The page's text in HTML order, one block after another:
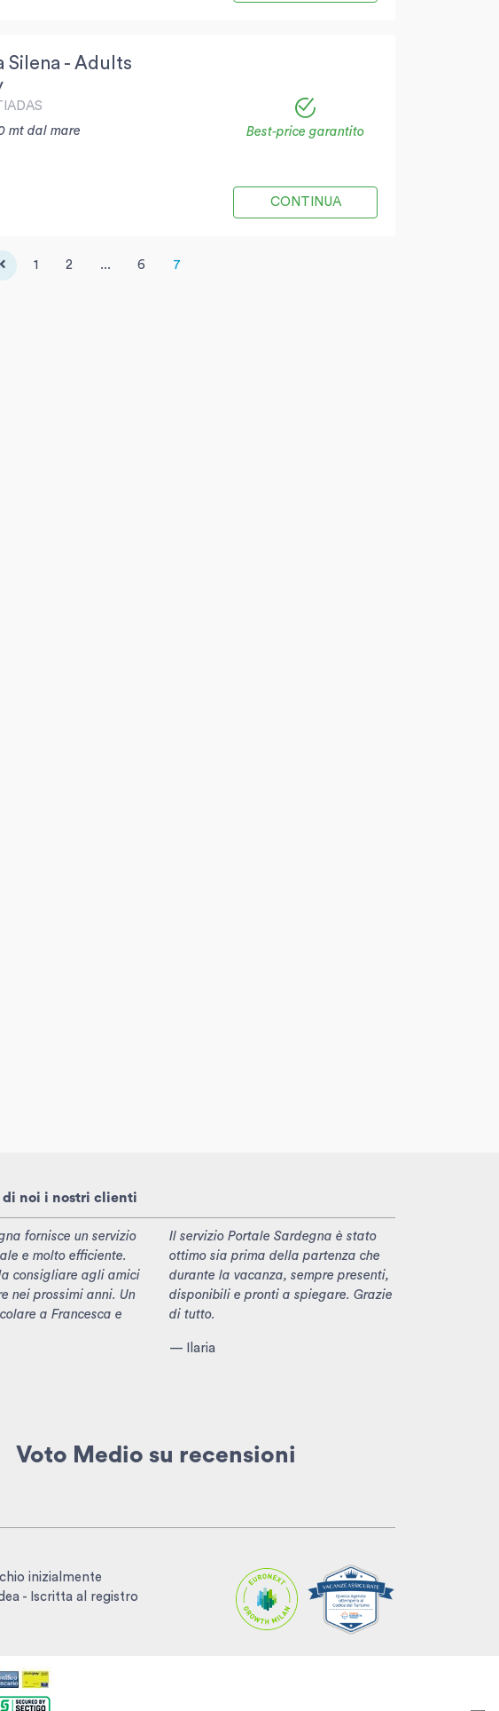
Silena - Adults
mt dal mare
Best-price garantito
CONTINUA
1 2 ... 6 7
di noi i nostri clienti
fornisce un servizio
e molto efficiente.
consigliare agli amici
nei prossimi anni. Un
a Francesca e
Il servizio Portale Sardegna è stato
ottimo sia prima della partenza che
durante la vacanza, sempre presenti,
disponibili e pronti a spiegare. Grazie
di tutto.
— Ilaria
Voto Medio su recensioni
inizialmente
- Iscritta al registro